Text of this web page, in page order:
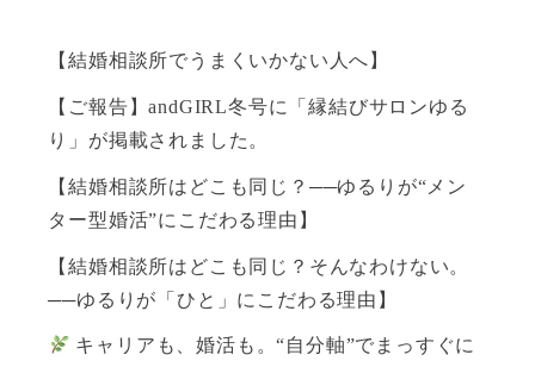
【結婚相談所でうまくいかない人へ】
【ご報告】andGIRL冬号に「縁結びサロンゆる
り」が掲載されました。
【結婚相談所はどこも同じ？──ゆるりが“メン
ター型婚活”にこだわる理由】
【結婚相談所はどこも同じ？そんなわけない。
──ゆるりが「ひと」にこだわる理由】
キャリアも、婚活も。“自分軸”でまっすぐに